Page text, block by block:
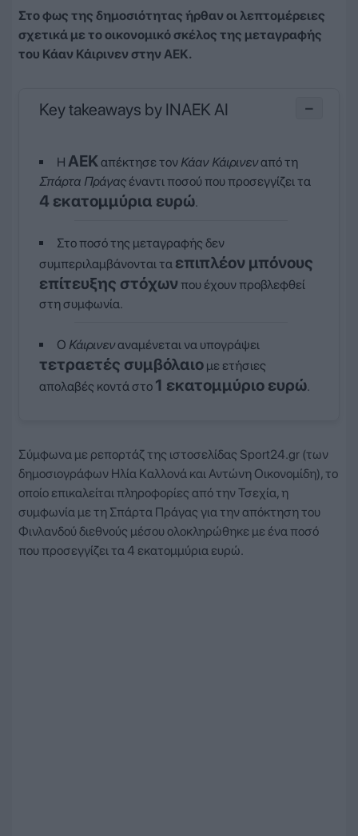
Στο φως της δημοσιότητας ήρθαν οι λεπτομέρειες
σχετικά με το οικονομικό σκέλος της μεταγραφής
του Κάαν Κάιρινεν στην ΑΕΚ.
Key takeaways by INAEK AI −
Η ΑΕΚαπέκτησε τον Κάαν Κάιρινεναπό τη
Σπάρτα Πράγας έναντι ποσού που προσεγγίζει τα
4 εκατομμύρια ευρώ.
Στο ποσό της μεταγραφής δεν
συμπεριλαμβάνονται τα επιπλέον μπόνους
επίτευξης στόχωνπου έχουν προβλεφθεί
στη συμφωνία.
Ο Κάιρινεναναμένεται να υπογράψει
τετραετές συμβόλαιο με ετήσιες
απολαβές κοντά στο 1 εκατομμύριο ευρώ.
Σύμφωνα με ρεπορτάζ της ιστοσελίδας Sport24.gr (των
δημοσιογράφων Ηλία Καλλονά και Αντώνη Οικονομίδη), το
οποίο επικαλείται πληροφορίες από την Τσεχία, η
συμφωνία με τη Σπάρτα Πράγας για την απόκτηση του
Φινλανδού διεθνούς μέσου ολοκληρώθηκε με ένα ποσό
που προσεγγίζει τα 4 εκατομμύρια ευρώ.